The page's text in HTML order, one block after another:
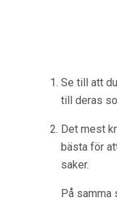
Se till att du
till deras
Det mest
bästa för
saker.
På samma